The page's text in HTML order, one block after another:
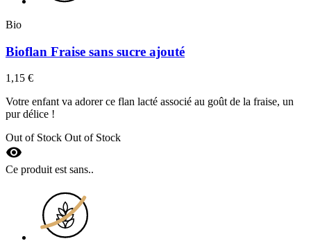
Bio
Bioflan Fraise sans sucre ajouté
1,15 €
Votre enfant va adorer ce flan lacté associé au goût de la fraise, un
pur délice !
Out of Stock Out of Stock
visibility
Ce produit est sans..